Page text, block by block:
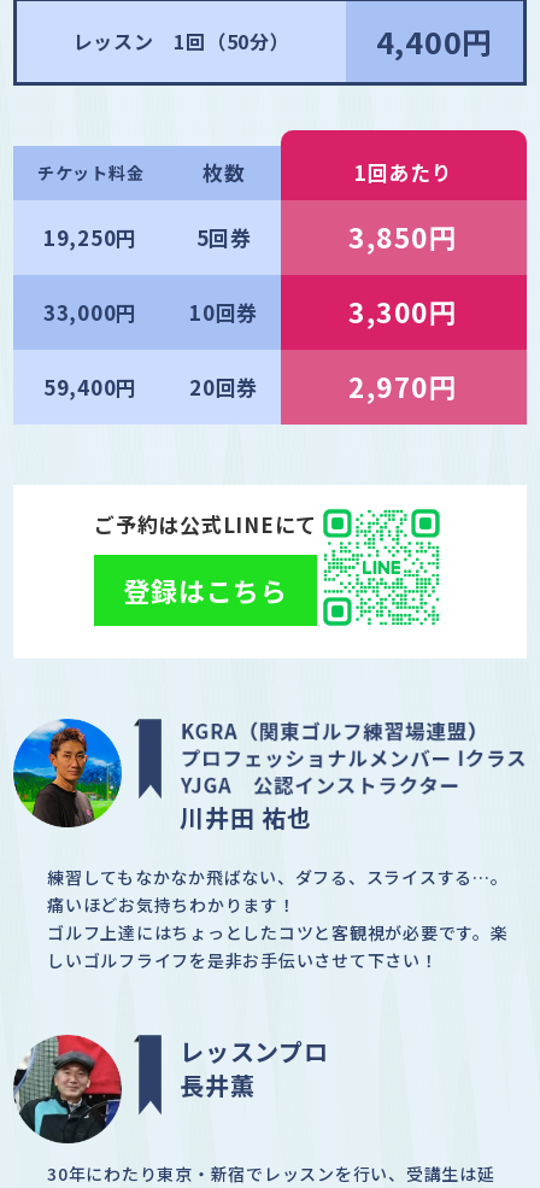
レッスン 1回（50分） 4,400円
チケット料金 枚数 1回あたり
19,250円 5回券 3,850円
33,000円 10回券 3,300円
59,400円 20回券 2,970円
ご予約は公式LINEにて
登録はこちら
川井田 祐也
練習してもなかなか飛ばない、ダフる、スライスする…。
痛いほどお気持ちわかります！
ゴルフ上達にはちょっとしたコツと客観視が必要です。楽
しいゴルフライフを是非お手伝いさせて下さい！
レッスンプロ
長井薫
30年にわたり東京・新宿でレッスンを行い、受講生は延